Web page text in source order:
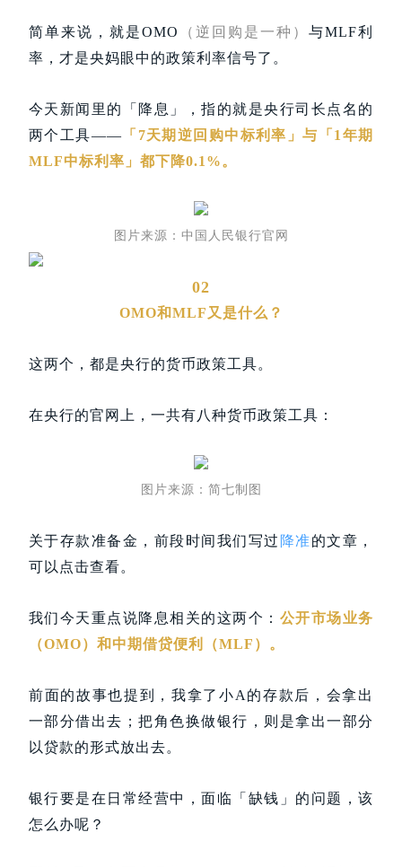
简单来说，就是OMO （逆回购是一种） 与MLF利
率，才是央妈眼中的政策利率信号了。
今天新闻里的「降息」，指的就是央行司长点名的
两个工具—— 「7天期逆回购中标利率」与「1年期
MLF中标利率」都下降0.1%。
图片来源：中国人民银行官网
02
OMO和MLF又是什么？
这两个，都是央行的货币政策工具。
在央行的官网上，一共有八种货币政策工具：
图片来源：简七制图
关于存款准备金，前段时间我们写过 降准的文章，
可以点击查看。
我们今天重点说降息相关的这两个： 公开市场业务
（OMO）和中期借贷便利（MLF）。
前面的故事也提到，我拿了小A的存款后，会拿出
一部分借出去； 把角色换做银行，则是拿出一部分
以贷款的形式放出去。
银行要是在日常经营中，面临「缺钱」的问题，该
怎么办呢？